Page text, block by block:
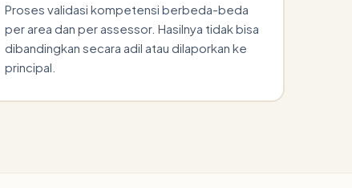
Proses validasi kompetensi berbeda-beda
per area dan per assessor. Hasilnya tidak bisa
dibandingkan secara adil atau dilaporkan ke
principal.